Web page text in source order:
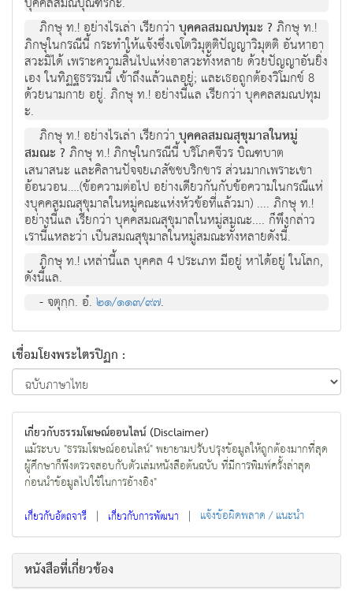
ภิกษุ ท.! อย่างไรเล่า เรียกว่าบุคคลสมณปทุมะ ? ภิกษุ ท.!
ภิกษุในกรณีนี้ กระทำให้แจ้งซึ่งเจโตวิมุตติปัญญาวิมุตติ อันหาอา
สวะมิได้ เพราะความสิ้นไปแห่งอาสวะทั้งหลาย ด้วยปัญญาอันยิ่ง
เอง ในทิฏฐธรรมนี้ เข้าถึงแล้วแลอยู่; และเธอถูกต้องวิโมกข์ 8
ด้วยนามกาย อยู่. ภิกษุ ท.! อย่างนี้แล เรียกว่า บุคคลสมณปทุม
ะ.
ภิกษุ ท.! อย่างไรเล่า เรียกว่าบุคคลสมณสุขุมาลในหมู่
สมณะ ? ภิกษุ ท.! ภิกษุในกรณีนี้ บริโภคจีวร บิณฑบาต
เสนาสนะ และคิลานปัจจยเภสัชชบริกขาร ส่วนมากเพราะเขา
อ้อนวอน….(ข้อความต่อไป อย่างเดียวกันกับข้อความในกรณีแห่
งบุคคสมณสุขุมาลในหมู่คณะแห่งหัวข้อที่แล้วมา) .... ภิกษุ ท.!
อย่างนี้แล เรียกว่า บุคคสมณสุขุมาลในหมู่สมณะ.... ก็พึงกล่าว
เรานี้แหละว่า เป็นสมณสุขุมาลในหมู่สมณะทั้งหลายดังนี้.
ภิกษุ ท.! เหล่านี้แล บุคคล 4 ประเภท มีอยู่ หาได้อยู่ ในโลก,
ดังนี้แล.
- จตุกฺก. อํ.๒๑/๑๑๓/๙๗.
เชื่อมโยงพระไตรปิฏก :
เกี่ยวกับธรรมโฆษณ์ออนไลน์ (Disclaimer)
แม้ระบบ "ธรรมโฆษณ์ออนไลน์" พยายามปรับปรุงข้อมูลให้ถูกต้องมากที่สุด
ผู้ศึกษาก็พึงตรวจสอบกับตัวเล่มหนังสือต้นฉบับ ที่มีการพิมพ์ครั้งล่าสุด
ก่อนนำข้อมูลไปใช้ในการอ้างอิง"
เกี่ยวกับอัตถจารี | เกี่ยวกับการพัฒนา | แจ้งข้อผิดพลาด / แนะนำ
หนังสือที่เกี่ยวข้อง